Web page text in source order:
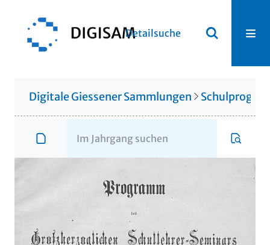
Detailsuche
Digitale Giessener Sammlungen